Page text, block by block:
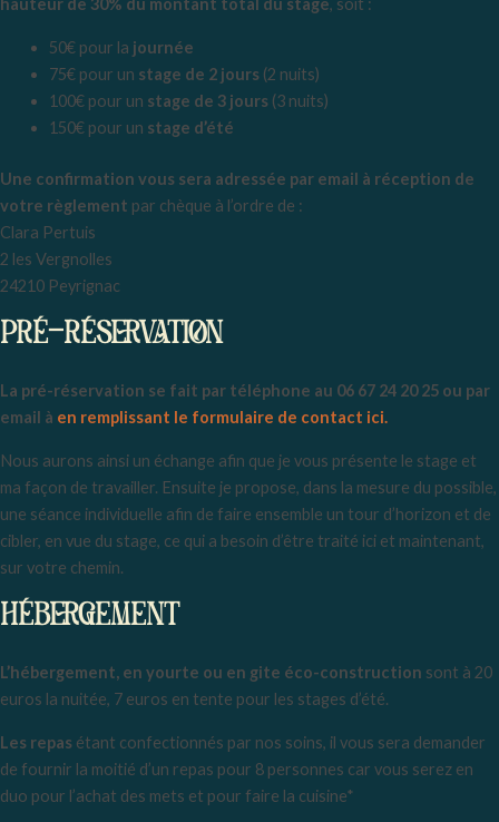
hauteur de 30% du montant total du stage, soit :
50€ pour la journée
75€ pour un stage de 2 jours(2 nuits)
100€ pour un stage de 3 jours(3 nuits)
150€ pour un stage d’été
Une confirmation vous sera adressée par email à réception de
votre règlement par chèque à l’ordre de :
Clara Pertuis
2 les Vergnolles
24210 Peyrignac
PRÉ-RÉSERVATION
La pré-réservation se fait par téléphone au 06 67 24 20 25 ou par
email à en remplissant le formulaire de contact ici.
Nous aurons ainsi un échange afin que je vous présente le stage et
ma façon de travailler. Ensuite je propose, dans la mesure du possible,
une séance individuelle afin de faire ensemble un tour d’horizon et de
cibler, en vue du stage, ce qui a besoin d’être traité ici et maintenant,
sur votre chemin.
HÉBERGEMENT
L’hébergement, en yourte ou en gite éco-construction sont à 20
euros la nuitée, 7 euros en tente pour les stages d’été.
Les repas étant confectionnés par nos soins, il vous sera demander
de fournir la moitié d’un repas pour 8 personnes car vous serez en
duo pour l’achat des mets et pour faire la cuisine*